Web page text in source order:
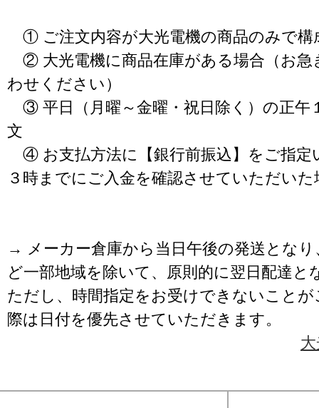
① ご注文内容が大光電機の商品のみで構
② 大光電機に商品在庫がある場合（お急
わせください）
③ 平日（月曜～金曜・祝日除く）の正午
文
④ お支払方法に【銀行前振込】をご指定
３時までにご入金を確認させていただいた
→ メーカー倉庫から当日午後の発送となり
ど一部地域を除いて、原則的に翌日配達と
ただし、時間指定をお受けできないこと
際は日付を優先させていただきます。